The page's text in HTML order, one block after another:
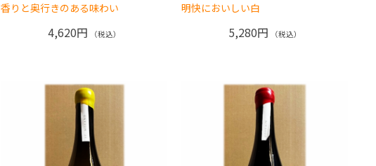
香りと奥行きのある味わい
4,620円 （税込）
明快においしい白
5,280円 （税込）